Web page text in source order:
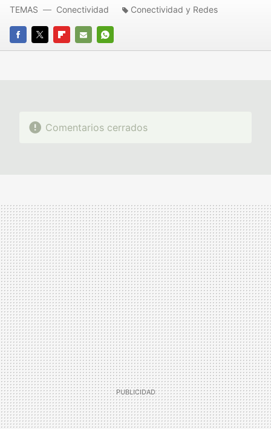
FACEBOOK
TWITTERFLIPBOARD
E-
WHATSAPP
TEMAS Conectividad Conectividad y Redes
Comentarios cerrados